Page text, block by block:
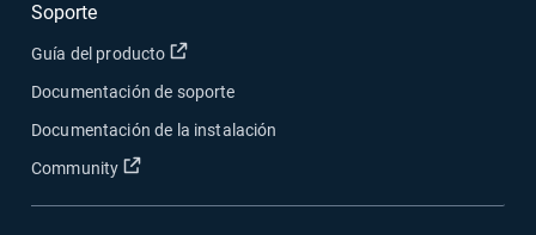
Soporte
Guía del producto Abrir en una nueva ventana
Documentación de soporte
Documentación de la instalación
Community
Abrir en una nueva ventana